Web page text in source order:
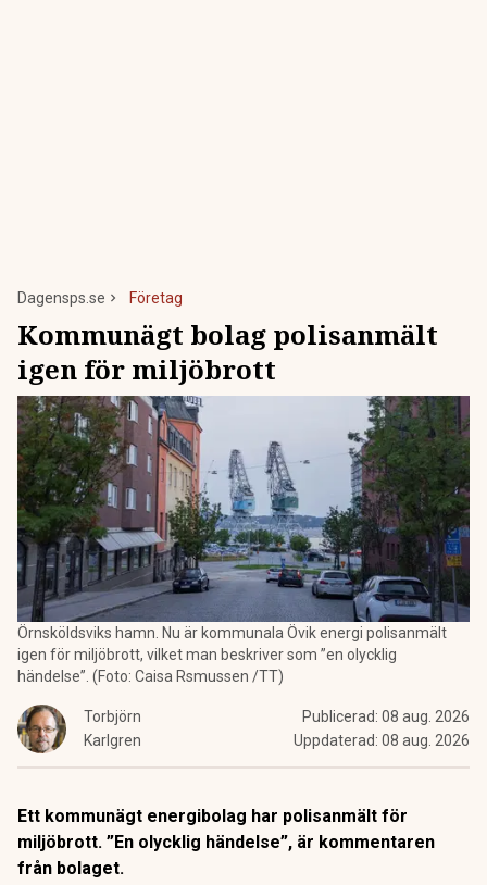
Dagensps.se Företag
Kommunägt bolag polisanmält
igen för miljöbrott
Örnsköldsviks hamn. Nu är kommunala Övik energi polisanmält
igen för miljöbrott, vilket man beskriver som ”en olycklig
händelse”. (Foto: Caisa Rsmussen /TT)
Torbjörn
Karlgren
Publicerad: 08 aug. 2026
Uppdaterad: 08 aug. 2026
Ett kommunägt energibolag har polisanmält för
miljöbrott. ”En olycklig händelse”, är kommentaren
från bolaget.